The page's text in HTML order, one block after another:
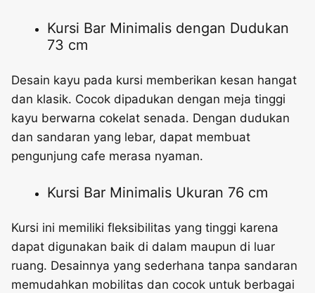
Kursi Bar Minimalis dengan Dudukan
73 cm
Desain kayu pada kursi memberikan kesan hangat
dan klasik. Cocok dipadukan dengan meja tinggi
kayu berwarna cokelat senada. Dengan dudukan
dan sandaran yang lebar, dapat membuat
pengunjung cafe merasa nyaman.
Kursi Bar Minimalis Ukuran 76 cm
Kursi ini memiliki fleksibilitas yang tinggi karena
dapat digunakan baik di dalam maupun di luar
ruang. Desainnya yang sederhana tanpa sandaran
memudahkan mobilitas dan cocok untuk berbagai